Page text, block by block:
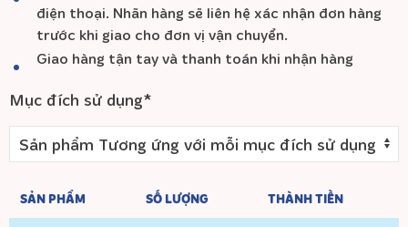
điện thoại. Nhãn hàng sẽ liên hệ xác nhận đơn hàng
trước khi giao cho đơn vị vận chuyển.
Giao hàng tận tay và thanh toán khi nhận hàng
Mục đích sử dụng*
SẢN PHẨM SỐ LƯỢNG THÀNH TIỀN